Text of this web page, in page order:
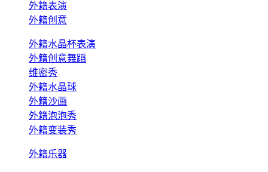
外籍表演
外籍创意
外籍水晶杯表演
外籍创意舞蹈
维密秀
外籍水晶球
外籍沙画
外籍泡泡秀
外籍变装秀
外籍乐器